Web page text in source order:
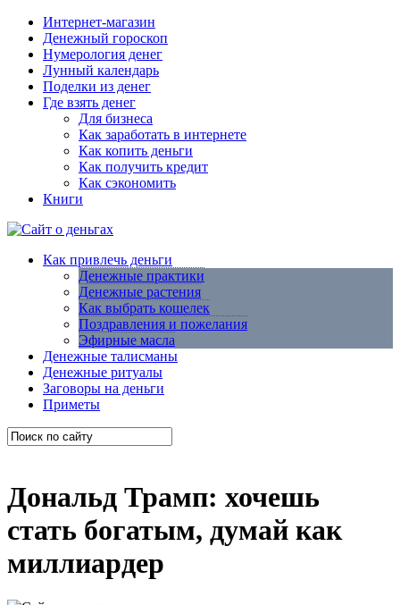
Интернет-магазин
Денежный гороскоп
Нумерология денег
Лунный календарь
Поделки из денег
Где взять денег
Для бизнеса
Как заработать в интернете
Как копить деньги
Как получить кредит
Как сэкономить
Книги
Как привлечь деньги
Денежные практики
Денежные растения
Как выбрать кошелек
Поздравления и пожелания
Эфирные масла
Денежные талисманы
Денежные ритуалы
Заговоры на деньги
Приметы
Дональд Трамп: хочешь
стать богатым, думай как
миллиардер